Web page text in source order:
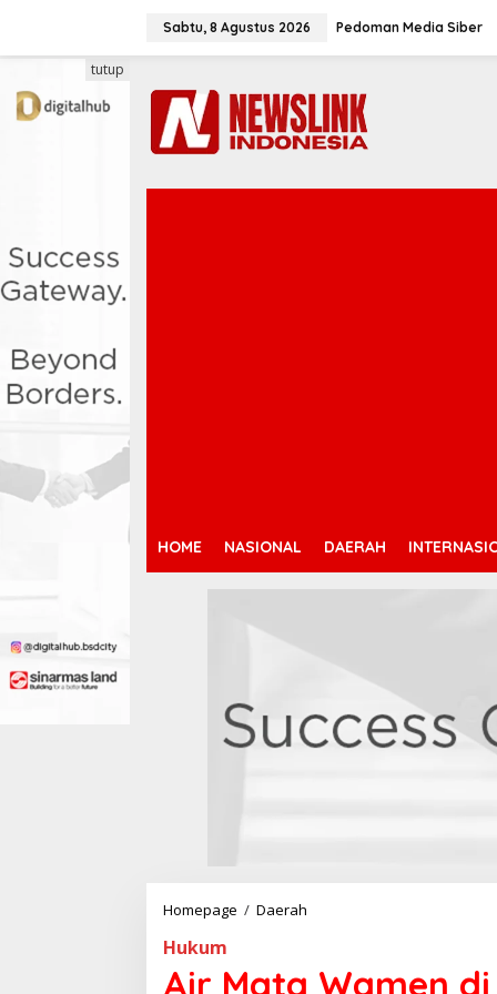
Sabtu, 8 Agustus 2026 Pedoman Media Siber
HOME NASIONAL DAERAH
tutup
Homepage / Daerah
Hukum
Air Mata Wamen